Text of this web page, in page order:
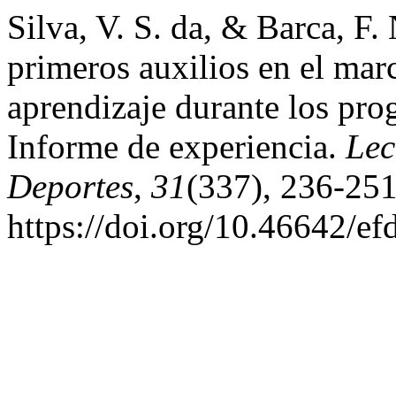
Silva, V. S. da, & Barca,
primeros auxilios en el
aprendizaje durante los
Informe de experiencia.
Deportes, 31(337), 236-
https://doi.org/10.46642/